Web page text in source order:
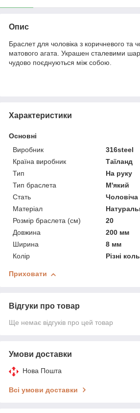
Опис
Браслет для чоловіка з коричневого та
матового агата. Украшен сталевими
чудово поєднуються між собою.
Характеристики
Основні
Виробник
316steel
Країна виробник
Таїланд
Тип
На руку
Тип браслета
М'який
Стать
Чоловіча
Матеріал
Розмір браслета (см)
20
Довжина
200 мм
Ширина
8 мм
Колір
Різні
Приховати
Відгуки про товар
Ще немає відгуків про цей товар
Умови доставки
Нова Пошта
Всі умови доставки